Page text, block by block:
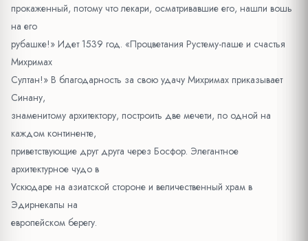
прокаженный, потому что лекари, осматривавшие его, нашли вошь
на его
рубашке!» Идет 1539 год. «Процветания Рустему-паше и счастья
Михримах
Султан!» В благодарность за свою удачу Михримах приказывает
Синану,
знаменитому архитектору, построить две мечети, по одной на
каждом континенте,
приветствующие друг друга через Босфор. Элегантное
архитектурное чудо в
Ускюдаре на азиатской стороне и величественный храм в
Эдирнекапы на
европейском берегу.